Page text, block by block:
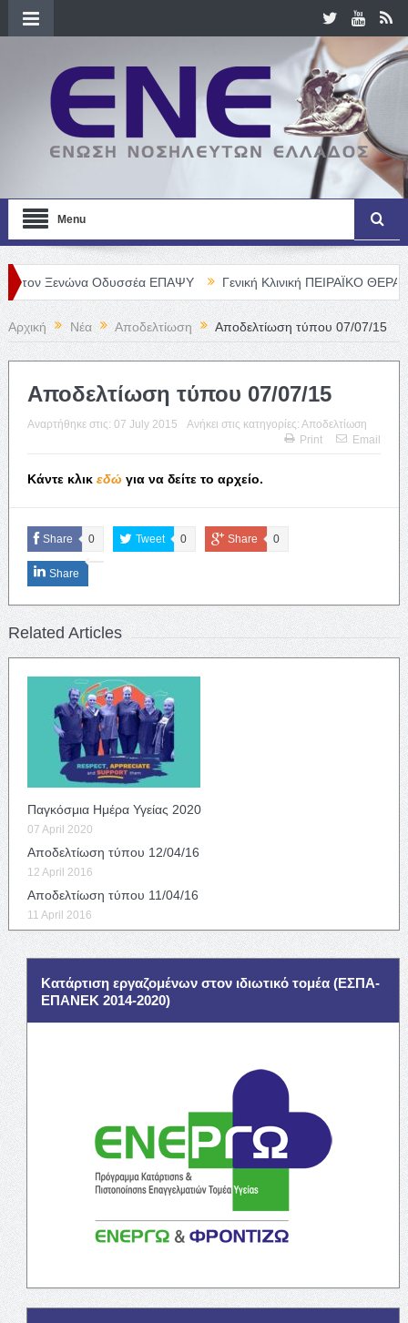
Menu
Οδυσσέα ΕΠΑΨΥ Γενική Κλινική ΠΕΙΡΑΪΚΟ
Αρχική Νέα Αποδελτίωση Αποδελτίωση τύπου 07/07/15
Αποδελτίωση τύπου 07/07/15
Αναρτήθηκε στις: 07 July 2015 Ανήκει στις κατηγορίες: Αποδελτίωση
Print
Email
Κάντε κλικ εδώγια να δείτε το αρχείο.
Share 0 Tweet 0 Share 0
Share
Related Articles
Παγκόσμια Ημέρα Υγείας 2020
07 April 2020
Αποδελτίωση τύπου 12/04/16
12 April 2016
Αποδελτίωση τύπου 11/04/16
11 April 2016
Κατάρτιση εργαζομένων στον ιδιωτικό τομέα (ΕΣΠΑ-
ΕΠΑΝΕΚ 2014-2020)